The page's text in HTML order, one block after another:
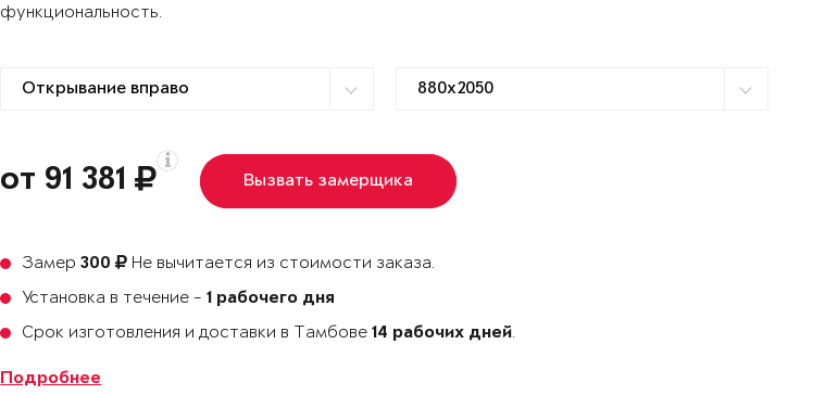
функциональность.
от 91 381 Вызвать замерщика
Замер300
Не вычитается из стоимости заказа.
Установка в течение -1 рабочего дня
Срок изготовления и доставки в Тамбове14 рабочих дней.
Подробнее